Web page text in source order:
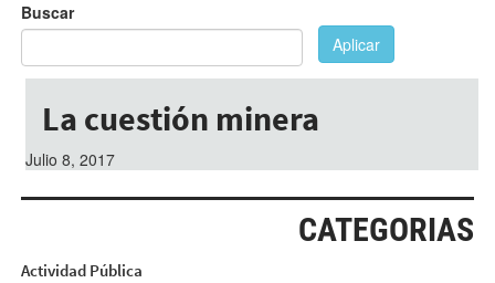
Buscar
Aplicar
La cuestión minera
Julio 8, 2017
CATEGORIAS
Actividad Pública